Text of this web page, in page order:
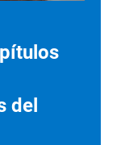
del